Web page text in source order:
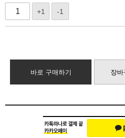
+1 -1
바로 구매하기 장바